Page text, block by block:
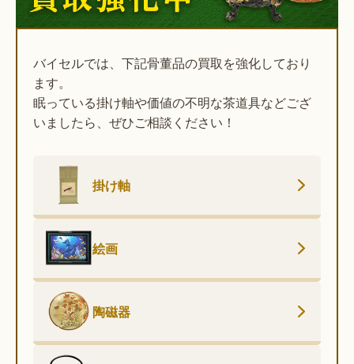
バイセルでは、下記骨董品の買取を強化しており
ます。
眠っている掛け軸や価値の不明な茶道具などござ
いましたら、ぜひご相談ください！
掛け軸
絵画
陶磁器